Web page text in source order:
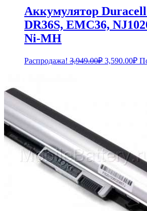
Аккумулятор
DR36S, EMC36,
Ni-MH
Распродажа! 3,949.00₽ 3,590.00₽